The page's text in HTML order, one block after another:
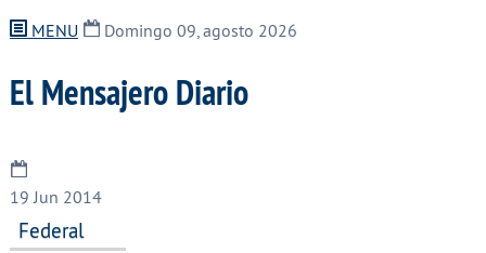
MENU Domingo 09, agosto 2026
El Mensajero Diario
19 Jun 2014
Federal